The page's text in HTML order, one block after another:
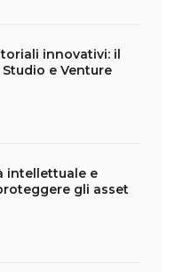
innovativi: il
e Venture
intellettuale e
gli asset